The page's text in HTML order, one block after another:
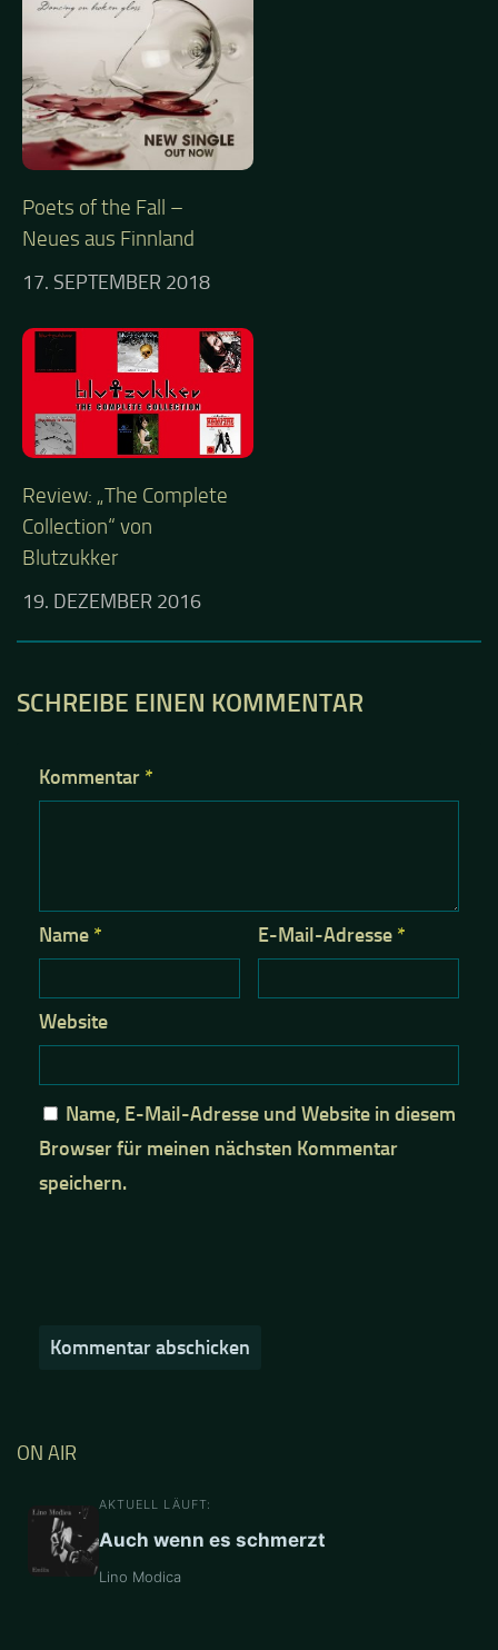
Poets of the Fall –
Neues aus Finnland
17. SEPTEMBER 2018
Review: „The Complete
Collection“ von
Blutzukker
19. DEZEMBER 2016
SCHREIBE EINEN KOMMENTAR
Kommentar *
Name * E-Mail-Adresse *
Website
Name, E-Mail-Adresse und Website in diesem
Browser für meinen nächsten Kommentar
speichern.
ON AIR
AKTUELL LÄUFT:
Auch wenn es schmerzt
Lino Modica